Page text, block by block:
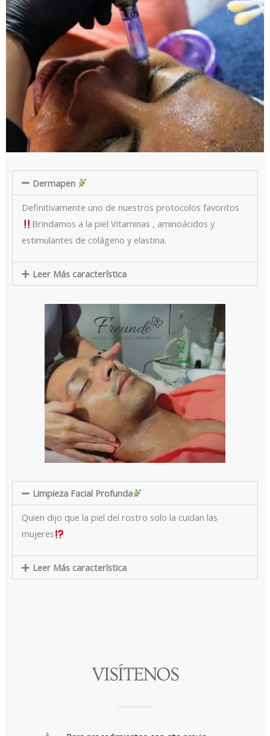
Dermapen
Definitivamente uno de nuestros protocolos favoritos
Brindamos a la piel Vitaminas , aminoácidos y
estimulantes de colágeno y elastina.
Leer Más característica
Limpieza Facial Profunda
Quien dijo que la piel del rostro solo la cuidan las
mujeres
Leer Más característica
VISÍTENOS